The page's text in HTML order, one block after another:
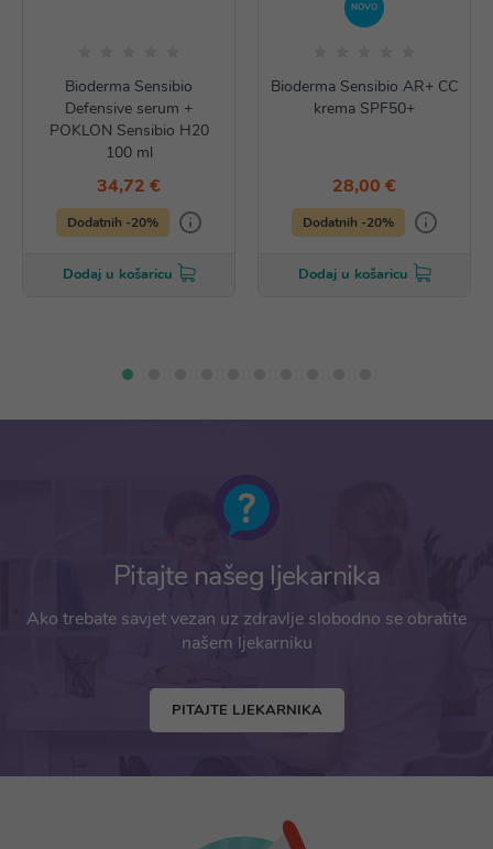
Bioderma Sensibio
Defensive serum +
POKLON Sensibio H20
100 ml
34,72 €
Dodatnih -20%
Dodaj u košaricu
NOVO
Bioderma Sensibio AR+ CC
krema SPF50+
28,00 €
Dodatnih -20%
Dodaj u košaricu
Pitajte našeg ljekarnika
Ako trebate savjet vezan uz zdravlje slobodno se obratite
našem ljekarniku
PITAJTE LJEKARNIKA